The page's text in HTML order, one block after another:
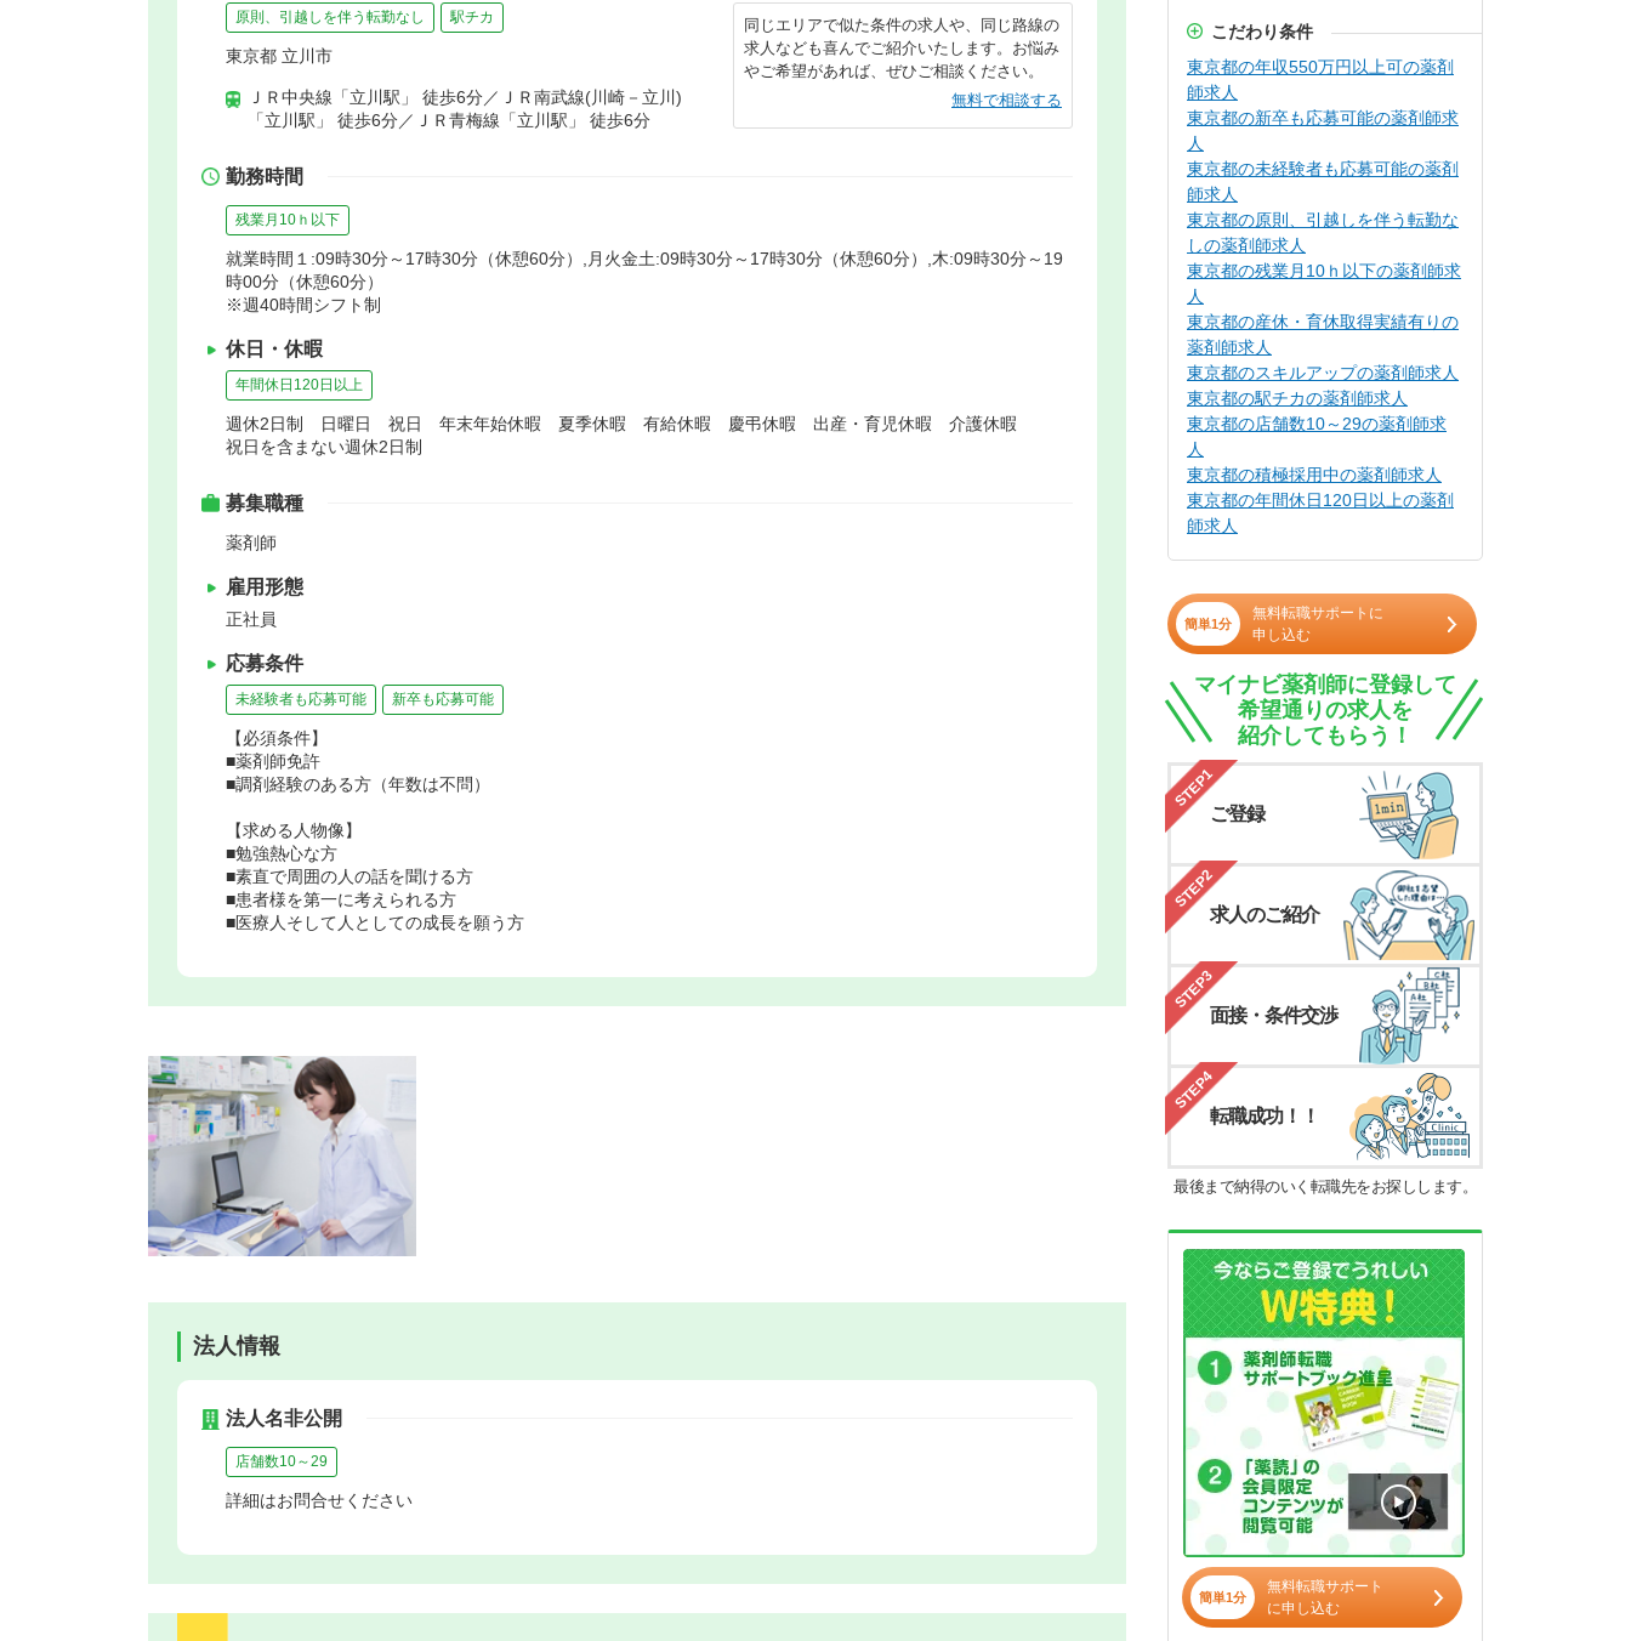
原則、引越しを伴う転勤なし 駅チカ
東京都 立川市
ＪＲ中央線「立川駅」 徒歩6分／ＪＲ南武線(川崎－立川)
「立川駅」 徒歩6分／ＪＲ青梅線「立川駅」 徒歩6分
同じエリアで似た条件の求人や、同じ路線の
求人なども喜んでご紹介いたします。お悩み
やご希望があれば、ぜひご相談ください。
無料で相談する
勤務時間
残業月10ｈ以下
就業時間１:09時30分～17時30分（休憩60分）,月火金土:09時30分～17時30分（休憩60分）,木:09時30分～19
時00分（休憩60分）
※週40時間シフト制
休日・休暇
年間休日120日以上
週休2日制 日曜日 祝日 年末年始休暇 夏季休暇 有給休暇 慶弔休暇 出産・育児休暇 介護休暇
祝日を含まない週休2日制
募集職種
薬剤師
雇用形態
正社員
応募条件
未経験者も応募可能 新卒も応募可能
【必須条件】
■薬剤師免許
■調剤経験のある方（年数は不問）
【求める人物像】
■勉強熱心な方
■素直で周囲の人の話を聞ける方
■患者様を第一に考えられる方
■医療人そして人としての成長を願う方
法人情報
法人名非公開
店舗数10～29
詳細はお問合せください
こだわり条件
東京都の年収550万円以上可の薬剤
師求人
東京都の新卒も応募可能の薬剤師求
人
東京都の未経験者も応募可能の薬剤
師求人
東京都の原則、引越しを伴う転勤な
しの薬剤師求人
東京都の残業月10ｈ以下の薬剤師求
人
東京都の産休・育休取得実績有りの
薬剤師求人
東京都のスキルアップの薬剤師求人
東京都の駅チカの薬剤師求人
東京都の店舗数10～29の薬剤師求
人
東京都の積極採用中の薬剤師求人
東京都の年間休日120日以上の薬剤
師求人
簡単1分
無料転職サポートに
申し込む
マイナビ薬剤師に登録して
希望通りの求人を
紹介してもらう！
STEP1
ご登録
STEP2
求人のご紹介
STEP3
面接・条件交渉
STEP4
転職成功！！
最後まで納得のいく転職先をお探しします。
簡単1分
無料転職サポート
に申し込む